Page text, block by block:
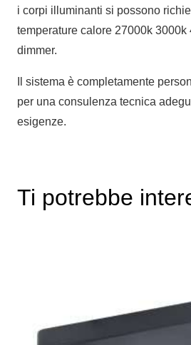
i corpi illuminanti si possono
temperature calore 27000k 3000k
dimmer.
Il sistema è completamente
per una consulenza tecnica
esigenze.
Ti potrebbe